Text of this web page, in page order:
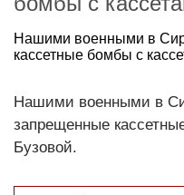
Нашими военными в
кассетные бомбы с
Нашими военными в
запрещенные
Бузовой.